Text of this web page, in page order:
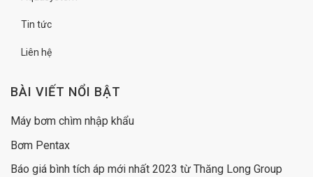
Tin tức
Liên hệ
BÀI VIẾT NỔI BẬT
Máy bơm chìm nhập khẩu
Bơm Pentax
Báo giá bình tích áp mới nhất 2023 từ Thăng Long Group